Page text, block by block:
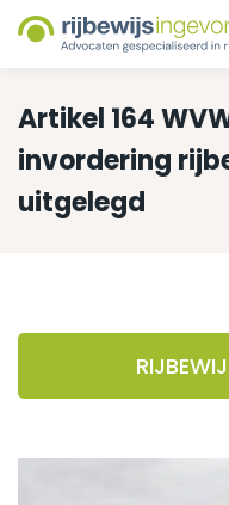
Artikel 164
invordering
uitgelegd